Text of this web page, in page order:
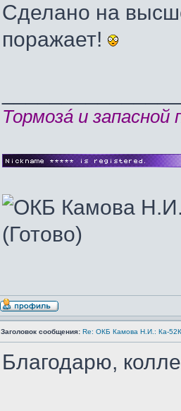
Сделано на
поражает!
Тормозá и
Заголовок сообщения: Re: ОКБ Камова Н.И.: Ка-
Благодарю,